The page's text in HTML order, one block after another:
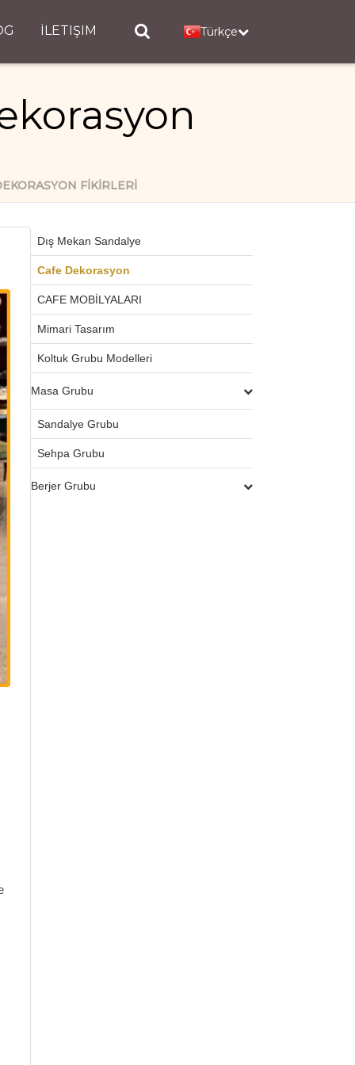
İLETIŞIM Türkçe
FIKIRLERI
Dış Mekan Sandalye
Cafe Dekorasyon
CAFE MOBİLYALARI
Mimari Tasarım
Koltuk Grubu Modelleri
Masa Grubu
Sandalye Grubu
Sehpa Grubu
Berjer Grubu